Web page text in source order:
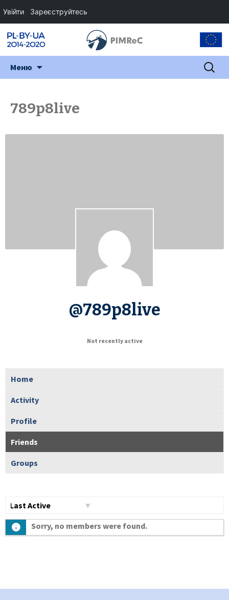
Меню Пошук:
789p8live
@789p8live
Not recently active
Home
Activity
Profile
Friends
Groups
Sorry, no members were found.
Увійти Зареєструйтесь